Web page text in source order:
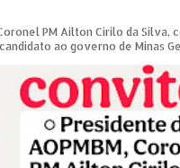
PM Ailton Cirilo da Silva,
ao governo de Minas